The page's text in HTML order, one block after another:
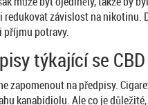
redukovat závislost na
příjmu potravy.
týkající se
zapomenout na předpisy.
kanabidiolu. Ale co je